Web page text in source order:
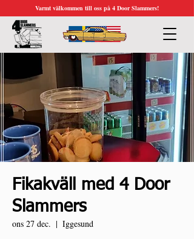
Varmt välkommen till oss på 4 Door Slammers!
Fikakväll med 4 Door
Slammers
ons 27 dec.
  |
Iggesund